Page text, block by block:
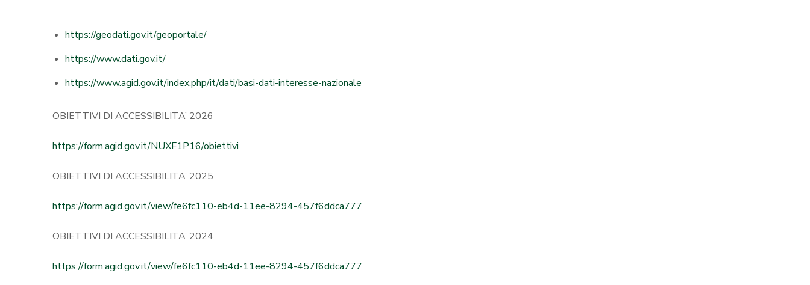
https://geodati.gov.it/geoportale/
https://www.dati.gov.it/
https://www.agid.gov.it/index.php/it/dati/basi-dati-interesse-nazionale
OBIETTIVI DI ACCESSIBILITA’ 2026
https://form.agid.gov.it/NUXF1P16/obiettivi
OBIETTIVI DI ACCESSIBILITA’ 2025
https://form.agid.gov.it/view/fe6fc110-eb4d-11ee-8294-457f6ddca777
OBIETTIVI DI ACCESSIBILITA’ 2024
https://form.agid.gov.it/view/fe6fc110-eb4d-11ee-8294-457f6ddca777